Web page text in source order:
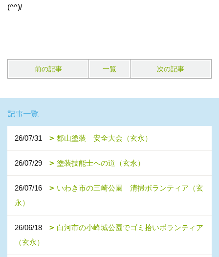
(^^)/
前の記事 一覧 次の記事
記事一覧
26/07/31 郡山塗装 安全大会（玄永）
26/07/29 塗装技能士への道（玄永）
26/07/16
いわき市の三崎公園 清掃ボランティア（玄
永）
26/06/18
白河市の小峰城公園でゴミ拾いボランティア
（玄永）